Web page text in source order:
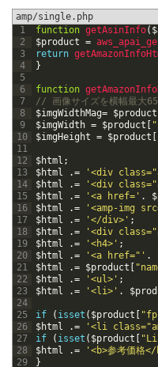
amp/single.php
1
2
3
4
5
6
7
8
9
10
11
12
13
14
15
16
17
18
19
20
21
22
23
24
25
26
27
28
29
function getAsinInfo(
$product =
return
}
function
// 画像サイズを横幅最大
$imgWidthMag= $product
$imgWidth = $product [
$imgHeight = $product [
$html ;
$html
.= '<div
$html
.= '<div
$html
.= '<a href=' .
$html
.= '<amp-img
$html
.= '</div>' ;
$html
.= '<div
$html
.= '<h4>' ;
$html
.= '<a href="' .
$html
.= $product [
$html
.= '<ul>' ;
$html
.= '<li>' .
if ( isset ( $product [
$html
.=
'<li
if
( isset ( $product [
$html
.=
'<b>参考価
}